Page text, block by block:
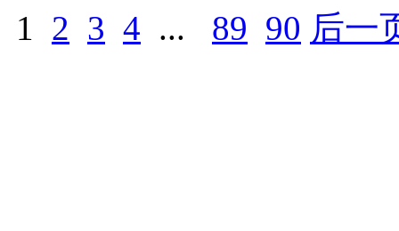
1 2 3 4 ... 89 90 后一